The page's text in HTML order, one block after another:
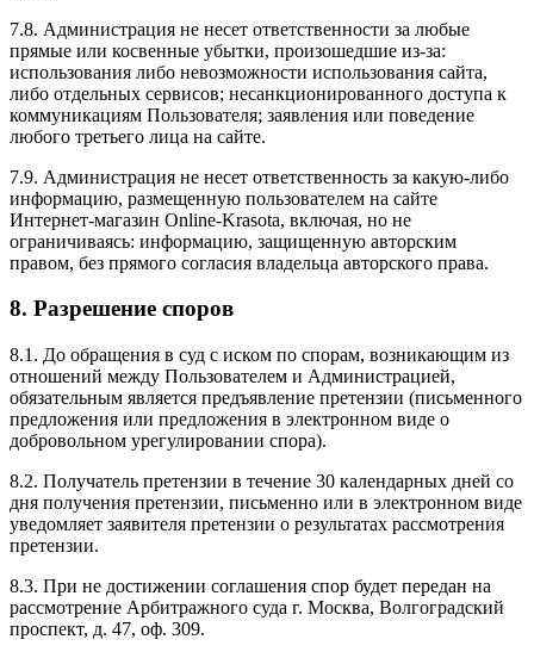
7.8. Администрация не несет ответственности за любые
прямые или косвенные убытки, произошедшие из-за:
использования либо невозможности использования сайта,
либо отдельных сервисов; несанкционированного доступа к
коммуникациям Пользователя; заявления или поведение
любого третьего лица на сайте.
7.9. Администрация не несет ответственность за какую-либо
информацию, размещенную пользователем на сайте
Интернет-магазин Online-Krasota, включая, но не
ограничиваясь: информацию, защищенную авторским
правом, без прямого согласия владельца авторского права.
8. Разрешение споров
8.1. До обращения в суд с иском по спорам, возникающим из
отношений между Пользователем и Администрацией,
обязательным является предъявление претензии (письменного
предложения или предложения в электронном виде о
добровольном урегулировании спора).
8.2. Получатель претензии в течение 30 календарных дней со
дня получения претензии, письменно или в электронном виде
уведомляет заявителя претензии о результатах рассмотрения
претензии.
8.3. При не достижении соглашения спор будет передан на
рассмотрение Арбитражного суда г. Москва, Волгоградский
проспект, д. 47, оф. 309.